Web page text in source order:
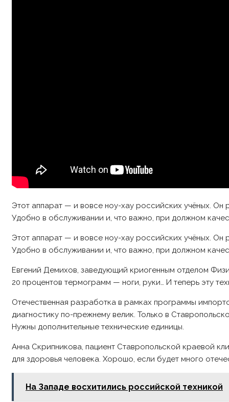
Этот аппарат — и вовсе ноу-хау российских учёных. Он
Удобно в обслуживании и, что важно, при должном
Этот аппарат — и вовсе ноу-хау российских учёных. Он
Удобно в обслуживании и, что важно, при должном
Евгений Демихов, заведующий криогенным отделом
20 процентов термограмм — ноги, руки… И теперь эту
Отечественная разработка в рамках программы
диагностику по-прежнему велик. Только в
Нужны дополнительные технические единицы.
Анна Скрипникова, пациент Ставропольской краевой
для здоровья человека. Хорошо, если будет много
На Западе восхитились российской техникой